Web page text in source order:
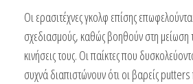
Οι ερασιτέχνες γκολφ επίσης
σχεδιασμούς, καθώς βοηθούν στη μείωση
κινήσεις τους. Οι παίκτες που
συχνά διαπιστώνουν ότι οι βαρείς